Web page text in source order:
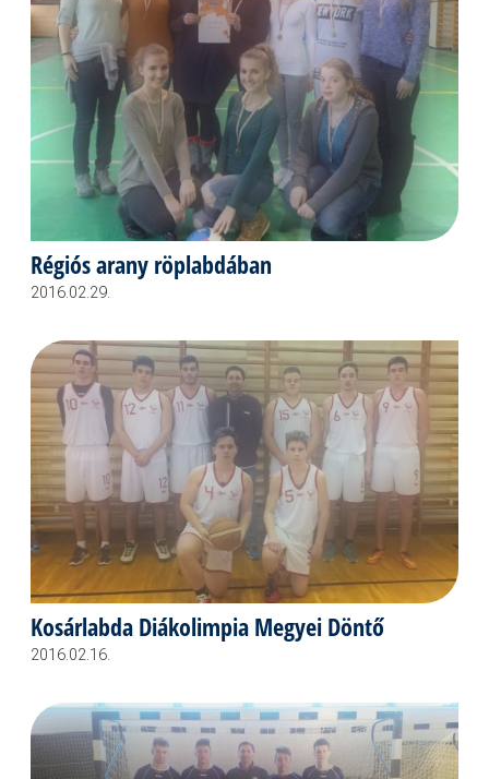
Régiós arany röplabdában
2016.02.29.
Kosárlabda Diákolimpia Megyei Döntő
2016.02.16.